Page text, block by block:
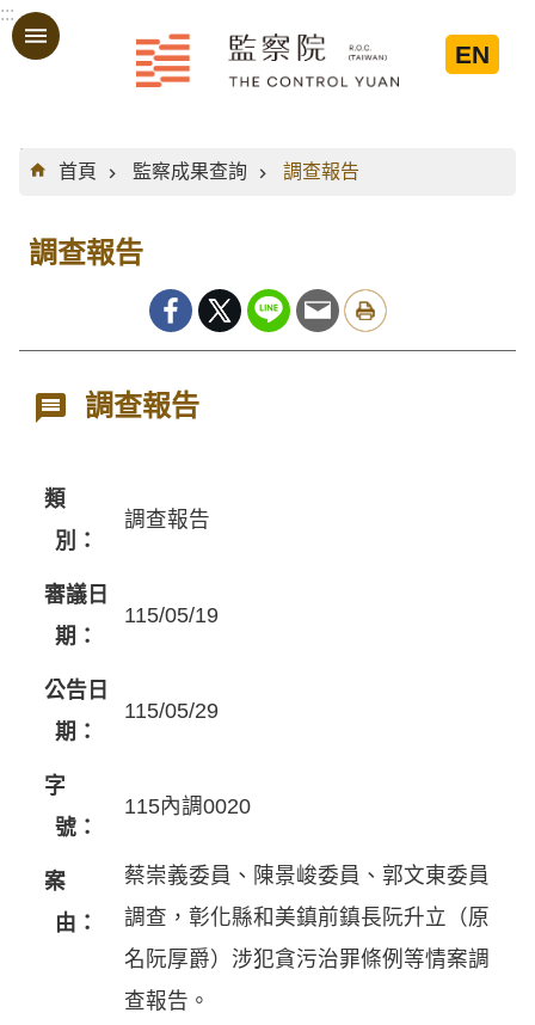
跳到主要內容區塊
:::
EN
:::
首頁
監察成果查詢 調查報告
調查報告
調查報告
類
別：
調查報告
審議日
期：
115/05/19
公告日
期：
115/05/29
字
號：
115內調0020
案
由：
蔡崇義委員、陳景峻委員、郭文東委員
調查，彰化縣和美鎮前鎮長阮升立（原
名阮厚爵）涉犯貪污治罪條例等情案調
查報告。